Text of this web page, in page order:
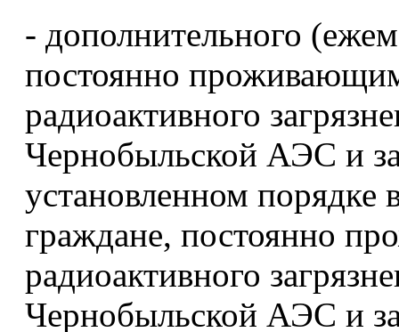
- дополнительного
постоянно
радиоактивного
Чернобыльской АЭС и
установленном порядке
граждане, постоянно
радиоактивного
Чернобыльской АЭС и